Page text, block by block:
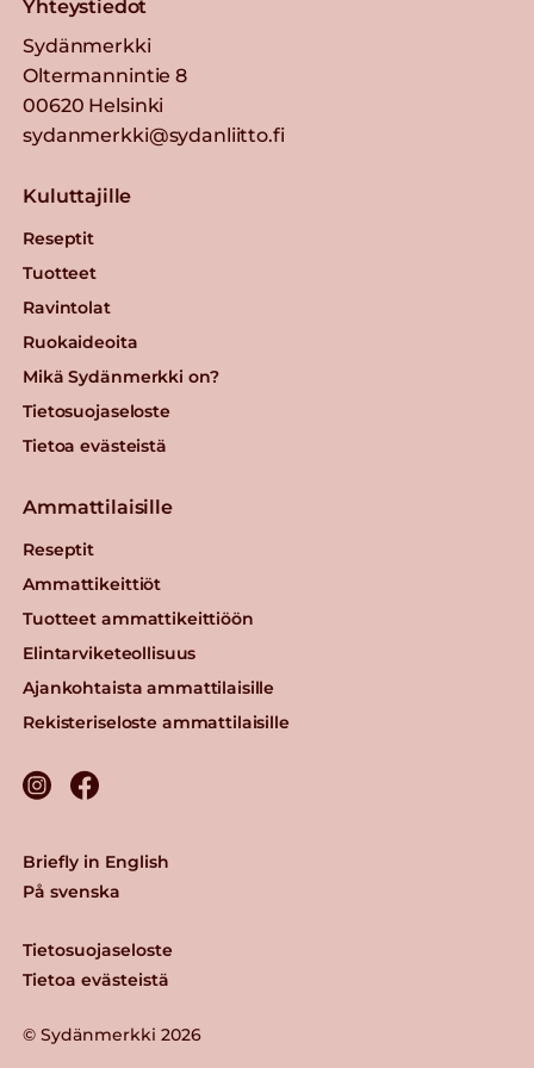
Valio Polar® 15 % e1 KG
Maustamaton
Lue lisää
Yhteystiedot
Sydänmerkki
Oltermannintie 8
00620 Helsinki
sydanmerkki@sydanliitto.fi
Kuluttajille
Reseptit
Tuotteet
Ravintolat
Ruokaideoita
Mikä Sydänmerkki on?
Tietosuojaseloste
Tietoa evästeistä
Ammattilaisille
Reseptit
Ammattikeittiöt
Tuotteet ammattikeittiöön
Elintarviketeollisuus
Ajankohtaista ammattilaisille
Rekisteriseloste ammattilaisille
© Sydänmerkki 2026
Tietosuojaseloste
Tietoa evästeistä
Briefly in English
På svenska